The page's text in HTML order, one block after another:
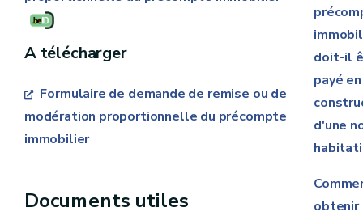
A télécharger
Formulaire de demande de remise ou de
modération proportionnelle du précompte
immobilier
Documents utiles
doit-il
payé
d'une
obtenir